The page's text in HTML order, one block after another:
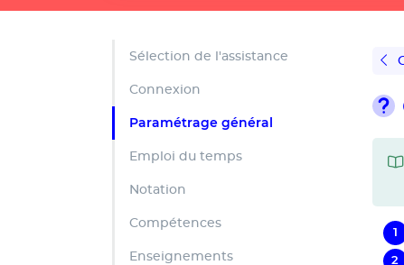
Sélection de l'assistance
Connexion
Paramétrage général
Emploi du temps
Notation
Compétences
Enseignements